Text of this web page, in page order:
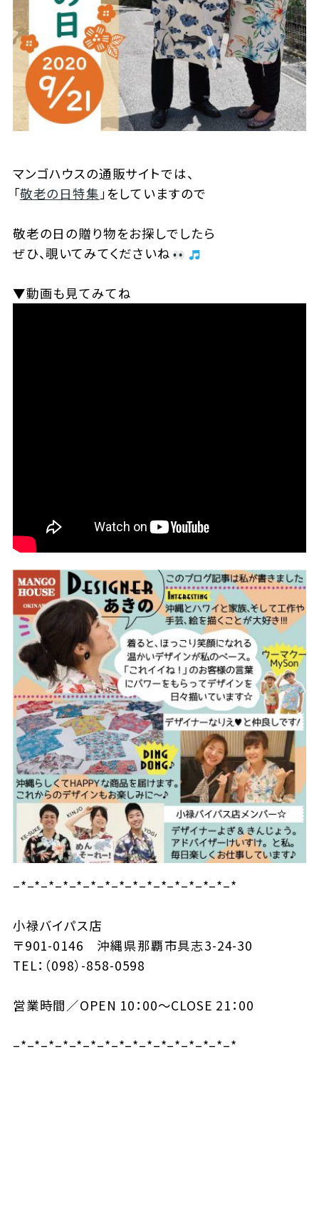
マンゴハウスの通販サイトでは、
「敬老の日特集 」をしていますので
敬老の日の贈り物をお探しでしたら
ぜひ、覗いてみてくださいね
▼動画も見てみてね
–*–*–*–*–*–*–*–*–*–*–*–*–*–*–*–*
小禄バイパス店
〒901-0146 沖縄県那覇市具志3-24-30
TEL：（098）-858-0598
営業時間／OPEN 10：00～CLOSE 21：00
–*–*–*–*–*–*–*–*–*–*–*–*–*–*–*–*